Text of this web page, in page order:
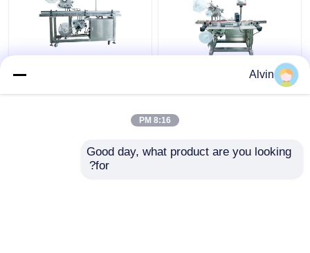
SS304 التلقائي آلة وسم
الأكياس آلة وضع
415V LCD تعمل باللمس
الأوتوماتيكية
Alvin
8:16 PM
Good day, what product are you looking
for?